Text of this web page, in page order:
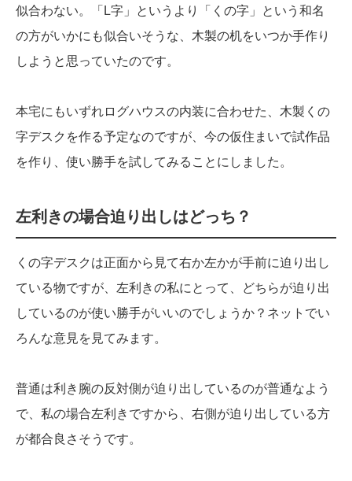
似合わない。「L字」というより「くの字」という和名
の方がいかにも似合いそうな、木製の机をいつか手作り
しようと思っていたのです。
本宅にもいずれログハウスの内装に合わせた、木製くの
字デスクを作る予定なのですが、今の仮住まいで試作品
を作り、使い勝手を試してみることにしました。
左利きの場合迫り出しはどっち？
くの字デスクは正面から見て右か左かが手前に迫り出し
ている物ですが、左利きの私にとって、どちらが迫り出
しているのが使い勝手がいいのでしょうか？ネットでい
ろんな意見を見てみます。
普通は利き腕の反対側が迫り出しているのが普通なよう
で、私の場合左利きですから、右側が迫り出している方
が都合良さそうです。